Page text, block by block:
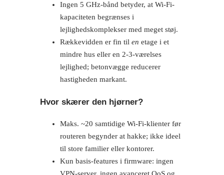
Ingen 5 GHz-bånd betyder, at Wi-Fi-
kapaciteten begrænses i
lejlighedskomplekser med meget støj.
Rækkevidden er fin til en etage i et
mindre hus eller en 2-3-værelses
lejlighed; betonvægge reducerer
hastigheden markant.
Hvor skærer den hjørner?
Maks. ~20 samtidige Wi-Fi-klienter før
routeren begynder at hakke; ikke ideel
til store familier eller kontorer.
Kun basis-features i firmware: ingen